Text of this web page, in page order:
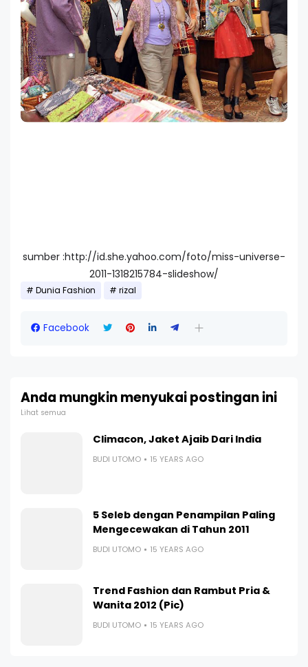
sumber :http://id.she.yahoo.com/foto/miss-universe-
2011-1318215784-slideshow/
Dunia Fashion rizal
Facebook
Anda mungkin menyukai postingan ini
Lihat semua
Climacon, Jaket Ajaib Dari India
BUDI UTOMO 15 YEARS AGO
5 Seleb dengan Penampilan Paling
Mengecewakan di Tahun 2011
BUDI UTOMO 15 YEARS AGO
Trend Fashion dan Rambut Pria &
Wanita 2012 (Pic)
BUDI UTOMO 15 YEARS AGO